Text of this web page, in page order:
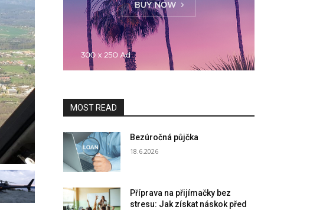
MOST READ
Bezúročná půjčka
18.6.2026
Příprava na přijímačky bez
stresu: Jak získat náskok před